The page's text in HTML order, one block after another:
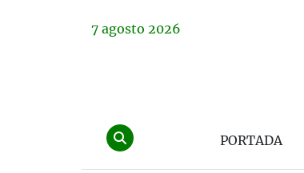
7 agosto 2026
PORTADA